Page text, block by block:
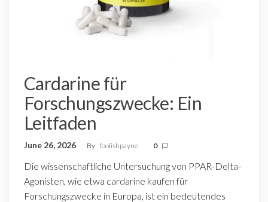
Cardarine für
Forschungszwecke: Ein
Leitfaden
June 26, 2026 By foolishpayne 0
Die wissenschaftliche Untersuchung von PPAR-Delta-
Agonisten, wie etwa cardarine kaufen für
Forschungszwecke in Europa, ist ein bedeutendes